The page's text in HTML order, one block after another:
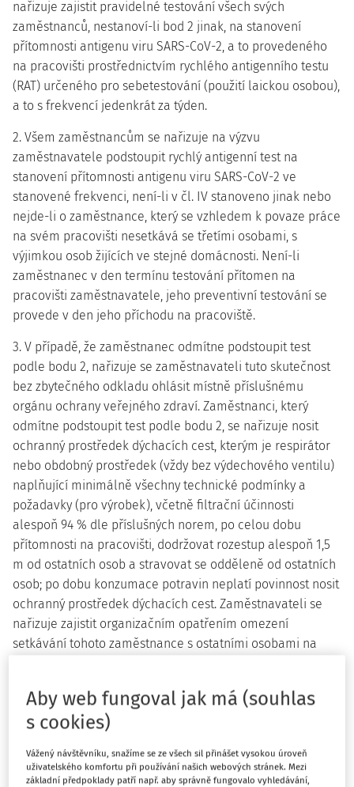
nařizuje zajistit pravidelné testování všech svých
zaměstnanců, nestanoví-li bod 2 jinak, na stanovení
přítomnosti antigenu viru SARS-CoV-2, a to provedeného
na pracovišti prostřednictvím rychlého antigenního testu
(RAT) určeného pro sebetestování (použití laickou osobou),
a to s frekvencí jedenkrát za týden.
2. Všem zaměstnancům se nařizuje na výzvu
zaměstnavatele podstoupit rychlý antigenní test na
stanovení přítomnosti antigenu viru SARS-CoV-2 ve
stanovené frekvenci, není-li v čl. IV stanoveno jinak nebo
nejde-li o zaměstnance, který se vzhledem k povaze práce
na svém pracovišti nesetkává se třetími osobami, s
výjimkou osob žijících ve stejné domácnosti. Není-li
zaměstnanec v den termínu testování přítomen na
pracovišti zaměstnavatele, jeho preventivní testování se
provede v den jeho příchodu na pracoviště.
3. V případě, že zaměstnanec odmítne podstoupit test
podle bodu 2, nařizuje se zaměstnavateli tuto skutečnost
bez zbytečného odkladu ohlásit místně příslušnému
orgánu ochrany veřejného zdraví. Zaměstnanci, který
odmítne podstoupit test podle bodu 2, se nařizuje nosit
ochranný prostředek dýchacích cest, kterým je respirátor
nebo obdobný prostředek (vždy bez výdechového ventilu)
naplňující minimálně všechny technické podmínky a
požadavky (pro výrobek), včetně filtrační účinnosti
alespoň 94 % dle příslušných norem, po celou dobu
přítomnosti na pracovišti, dodržovat rozestup alespoň 1,5
m od ostatních osob a stravovat se odděleně od ostatních
osob; po dobu konzumace potravin neplatí povinnost nosit
ochranný prostředek dýchacích cest. Zaměstnavateli se
nařizuje zajistit organizačním opatřením omezení
setkávání tohoto zaměstnance s ostatními osobami na
4. Zaměstnavatelé jsou povinni zajistit poprvé plnění
povinností podle tohoto článku nejpozději do 29. listopadu
2021.
II.
Aby web fungoval jak má (souhlas
s cookies)
Vážený návštěvníku, snažíme se ze všech sil přinášet vysokou úroveň
uživatelského komfortu při používání našich webových stránek. Mezi
základní předpoklady patří např. aby správně fungovalo vyhledávání,